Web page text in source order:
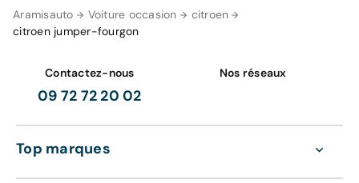
Aramisauto Voiture occasion
citroen
citroen jumper-fourgon
Contactez-nous
09 72 72 20 02
Nos réseaux
Top marques